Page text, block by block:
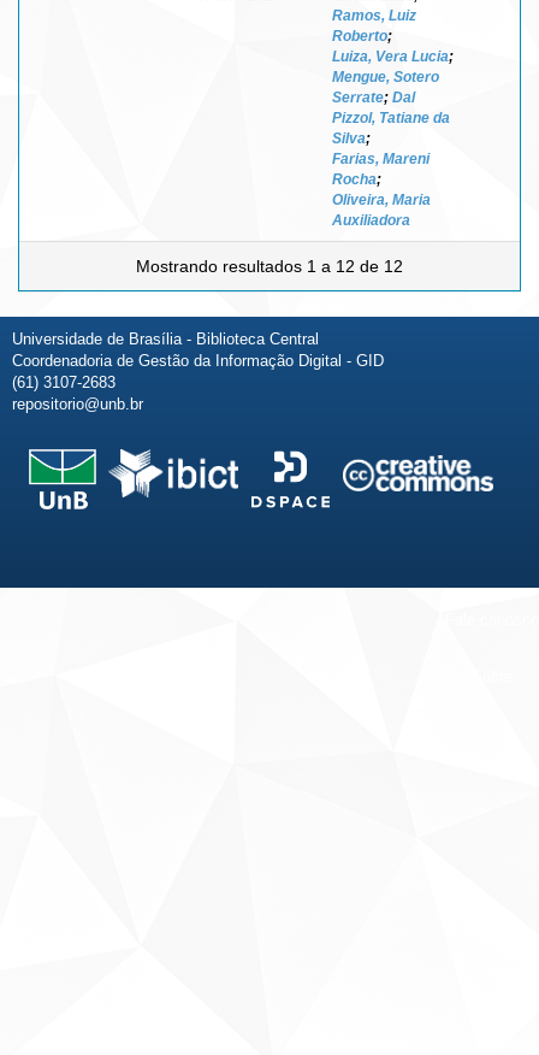
Ramos, Luiz
Roberto;
Luiza, Vera Lucia;
Mengue, Sotero
Serrate; Dal
Pizzol, Tatiane da
Silva;
Farias, Mareni
Rocha;
Oliveira, Maria
Auxiliadora
Mostrando resultados 1 a 12 de 12
Universidade de Brasília - Biblioteca Central
Coordenadoria de Gestão da Informação Digital - GID
(61) 3107-2683
repositorio@unb.br